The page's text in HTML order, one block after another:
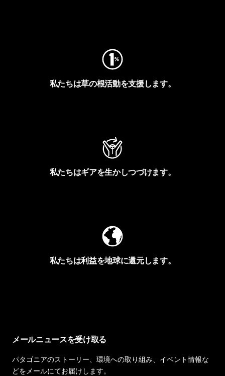
私たちは草の根活動を支援します。
私たちはギアを生かしつづけます。
私たちは利益を地球に還元します。
メールニュースを受け取る
パタゴニアのストーリー、環境への取り組み、イベント情報な
どをメールにてお届けします。